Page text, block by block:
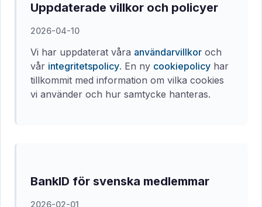
Uppdaterade villkor och policyer
2026-04-10
Vi har uppdaterat våra användarvillkor och
vår integritetspolicy. En ny cookiepolicy har
tillkommit med information om vilka cookies
vi använder och hur samtycke hanteras.
BankID för svenska medlemmar
2026-02-01